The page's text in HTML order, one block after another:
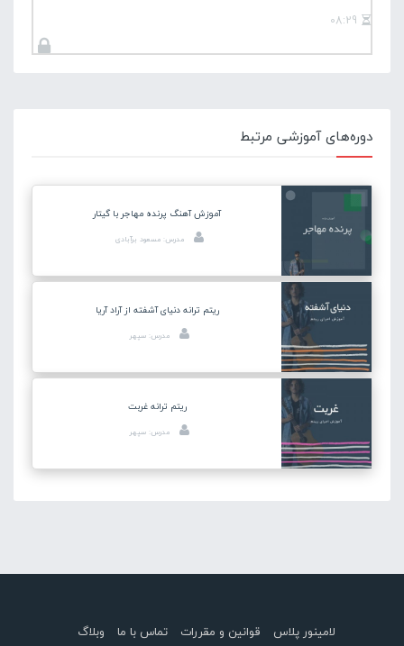
08:29
دوره‌های آموزشی مرتبط
آموزش آهنگ پرنده مهاجر با گیتار
مدرس: مسعود برآبادی
ریتم ترانه دنیای آشفته از آراد آریا
مدرس: سپهر
ریتم ترانه غربت
مدرس: سپهر
لامینور پلاس قوانین و مقررات تماس با ما وبلاگ